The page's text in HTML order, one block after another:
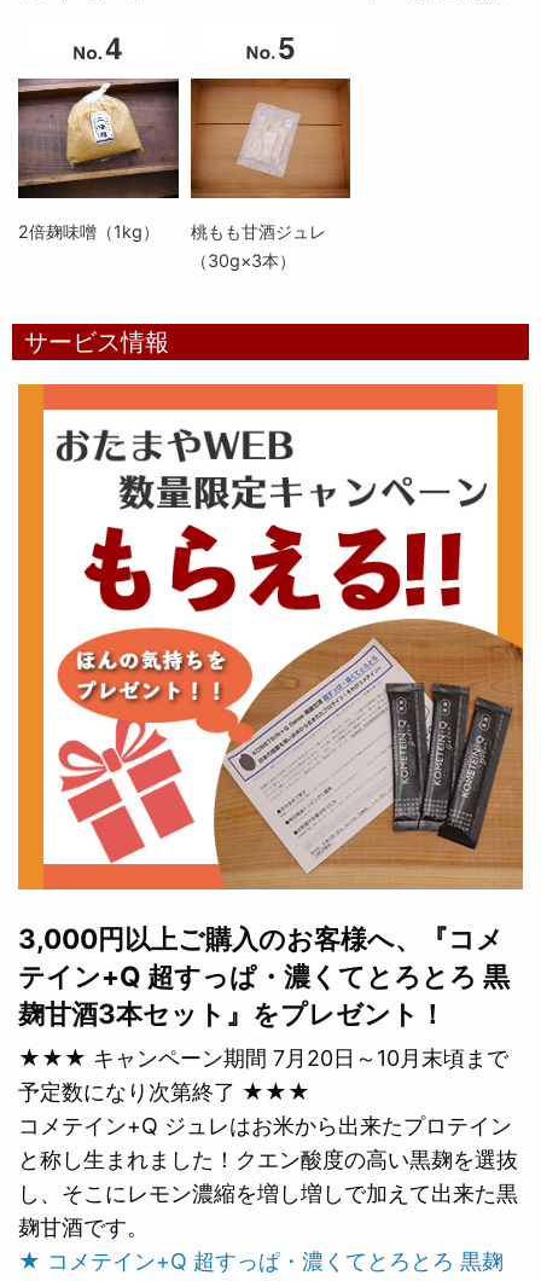
2倍麹味噌（1kg）
桃もも甘酒ジュレ
（30g×3本）
サービス情報
3,000円以上ご購入のお客様へ、『コメ
テイン+Q 超すっぱ・濃くてとろとろ 黒
麹甘酒3本セット』をプレゼント！
★★★ キャンペーン期間 7月20日～10月末頃まで
予定数になり次第終了 ★★★
コメテイン+Q ジュレはお米から出来たプロテイン
と称し生まれました！クエン酸度の高い黒麹を選抜
し、そこにレモン濃縮を増し増しで加えて出来た黒
麹甘酒です。
★ コメテイン+Q 超すっぱ・濃くてとろとろ 黒麹